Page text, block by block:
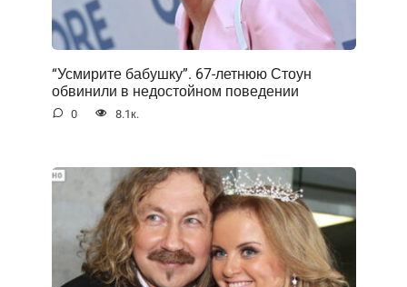
“Усмирите бабушку”. 67-летнюю Стоун
обвинили в недостойном поведении
0 8.1к.